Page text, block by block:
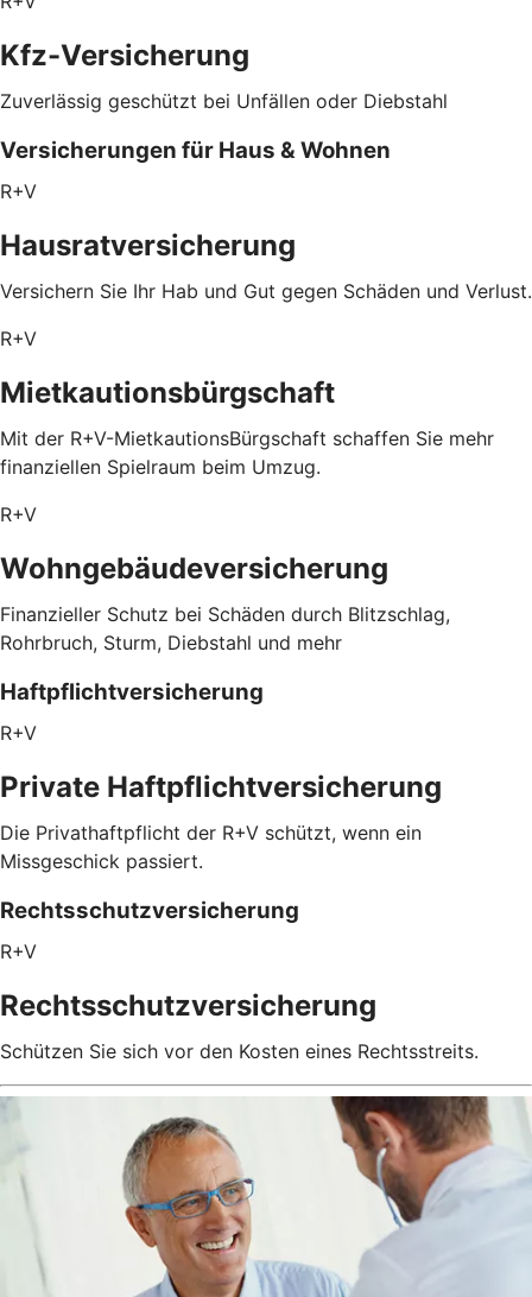
Kfz-Versicherung
Zuverlässig geschützt bei Unfällen oder Diebstahl
Versicherungen für Haus & Wohnen
R+V
Hausratversicherung
Versichern Sie Ihr Hab und Gut gegen Schäden und Verlust.
R+V
Mietkautionsbürgschaft
Mit der R+V-MietkautionsBürgschaft schaffen Sie mehr
finanziellen Spielraum beim Umzug.
R+V
Wohngebäudeversicherung
Finanzieller Schutz bei Schäden durch Blitzschlag,
Rohrbruch, Sturm, Diebstahl und mehr
Haftpflichtversicherung
R+V
Private Haftpflichtversicherung
Die Privathaftpflicht der R+V schützt, wenn ein
Missgeschick passiert.
Rechtsschutzversicherung
R+V
Rechtsschutzversicherung
Schützen Sie sich vor den Kosten eines Rechtsstreits.